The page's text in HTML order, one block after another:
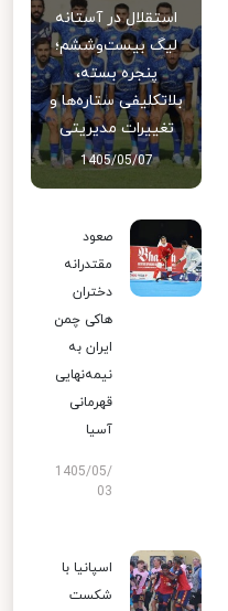
استقلال در آستانه
لیگ بیست‌وششم؛
پنجره بسته،
بلاتکلیفی ستاره‌ها و
تغییرات مدیریتی
1405/05/07
صعود
مقتدرانه
دختران
هاکی چمن
ایران به
نیمه‌نهایی
قهرمانی
آسیا
1405/05/
03
اسپانیا با
شکست